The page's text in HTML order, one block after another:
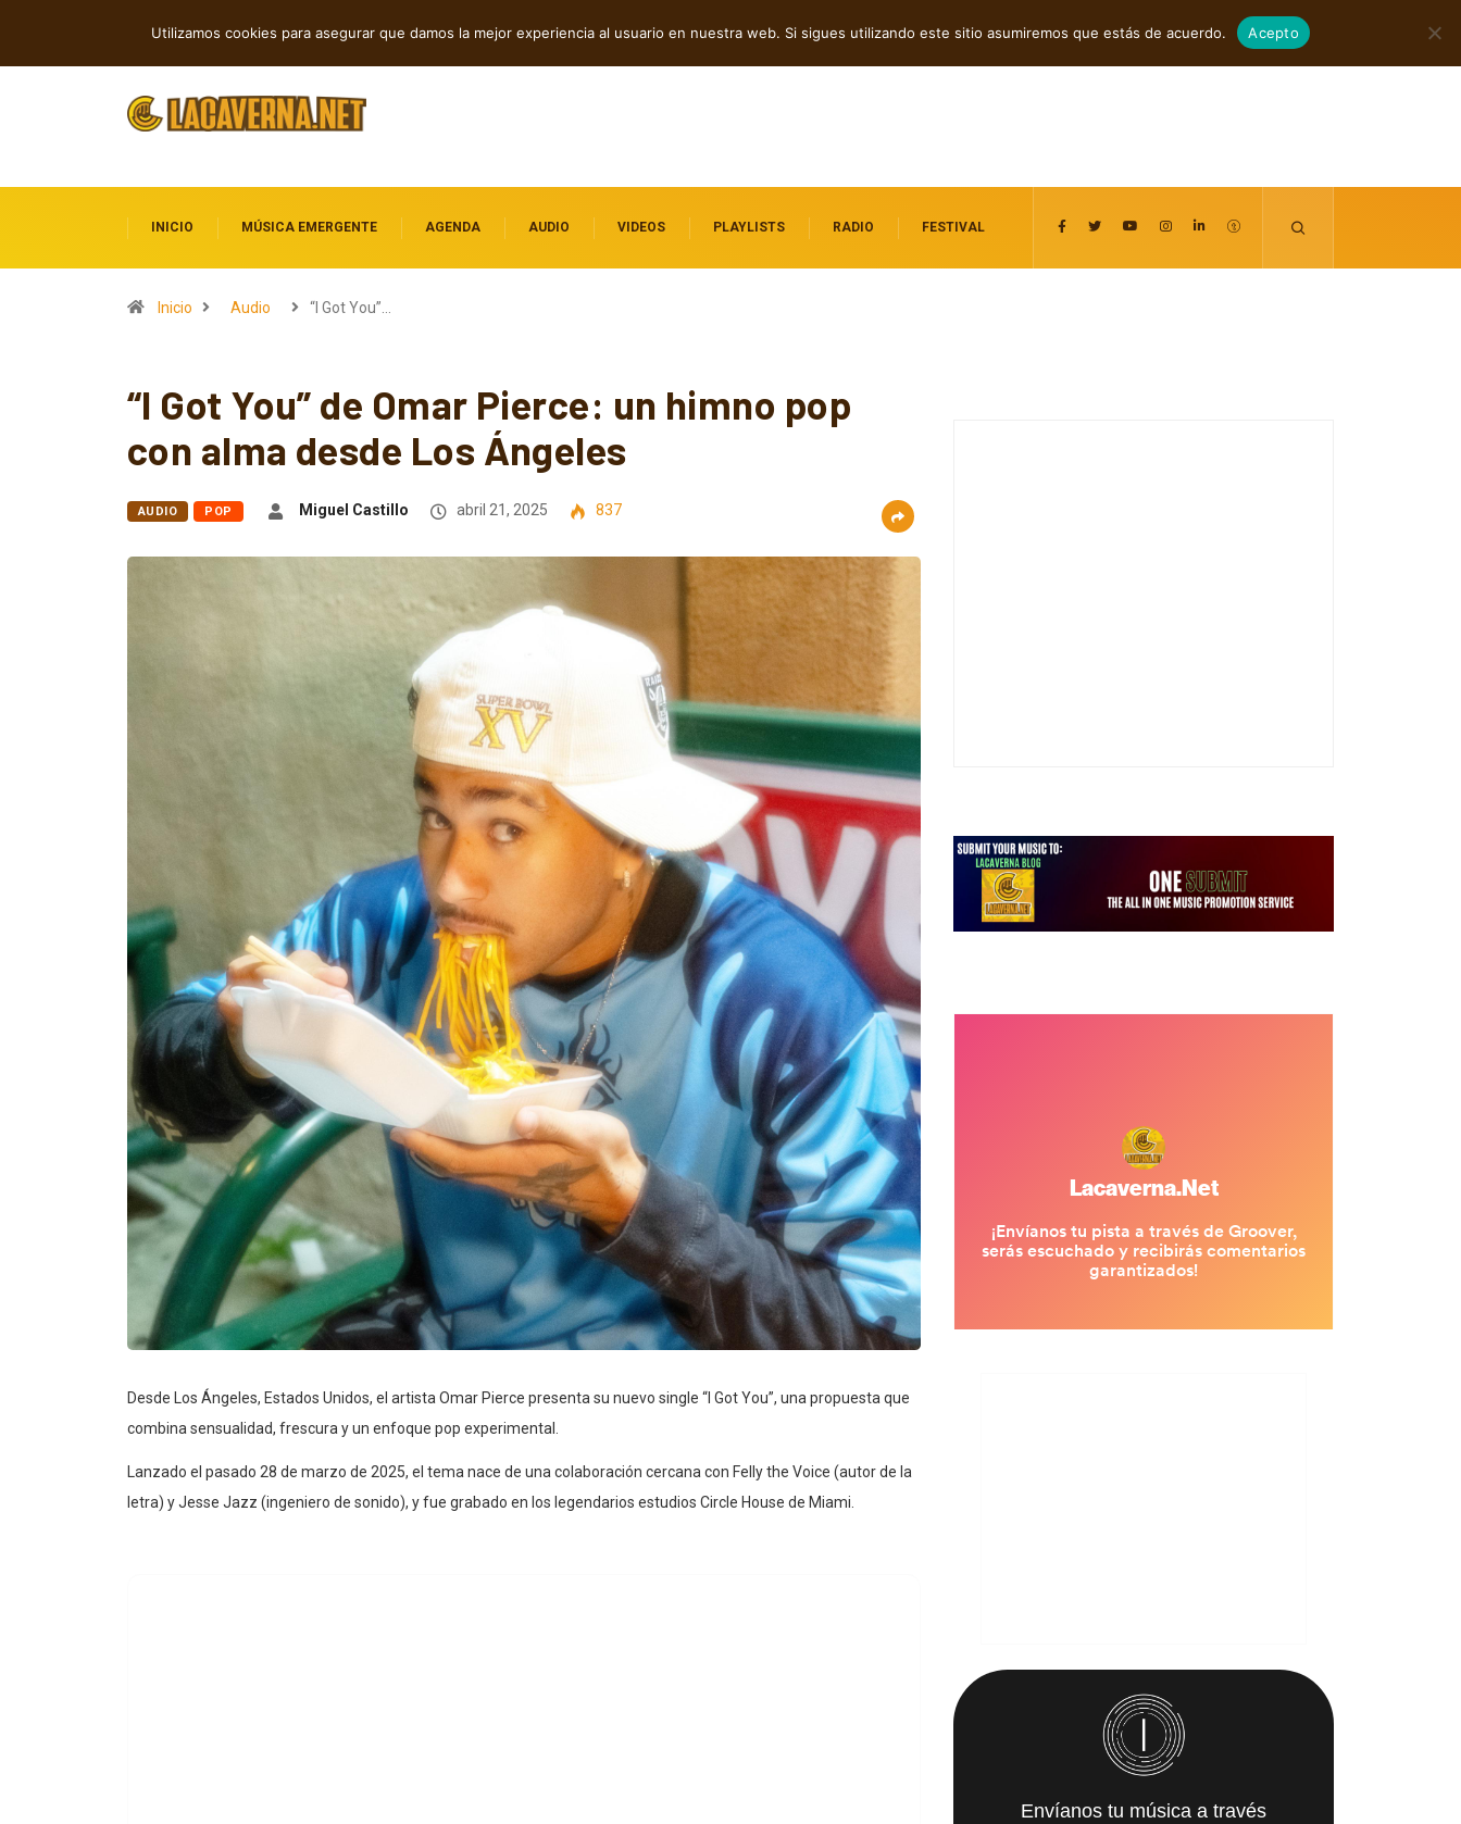
agosto 8, 2026
INICIO MÚSICA EMERGENTE AGENDA AUDIO VIDEOS PLAYLISTS RADIO FESTIVAL
Inicio Audio “I Got You”…
“I Got You” de Omar Pierce: un himno pop
con alma desde Los Ángeles
AUDIO POP Miguel Castillo abril 21, 2025 837
Desde Los Ángeles, Estados Unidos, el artista Omar Pierce presenta su nuevo single “I Got You”, una propuesta que
combina sensualidad, frescura y un enfoque pop experimental.
Lanzado el pasado 28 de marzo de 2025, el tema nace de una colaboración cercana con Felly the Voice (autor de la
letra) y Jesse Jazz (ingeniero de sonido), y fue grabado en los legendarios estudios Circle House de Miami.
Envíanos tu música a través
Utilizamos cookies para asegurar que damos la mejor experiencia al usuario en nuestra web. Si sigues utilizando este sitio asumiremos que estás de acuerdo. Acepto